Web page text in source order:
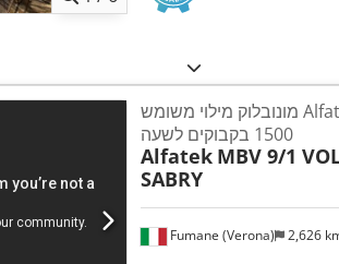
Fumane (Verona) 2,626
מונובלוק מילוי משומש Alfatek לשמן זית,
1500 בקבוקים לשעה
Alfatek MBV 9/1
SABRY